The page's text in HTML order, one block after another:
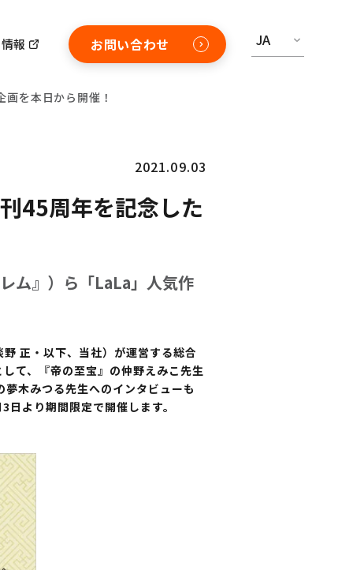
報 お問い合わせ JA
を本日から開催！
2021.09.03
45周年を記念した
ム』）ら「LaLa」人気作
正・以下、当社）が運営する総合
て、『帝の至宝』の仲野えみこ先生
木みつる先生へのインタビューも
より期間限定で開催します。